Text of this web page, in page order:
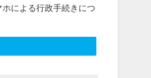
による行政手続きにつ